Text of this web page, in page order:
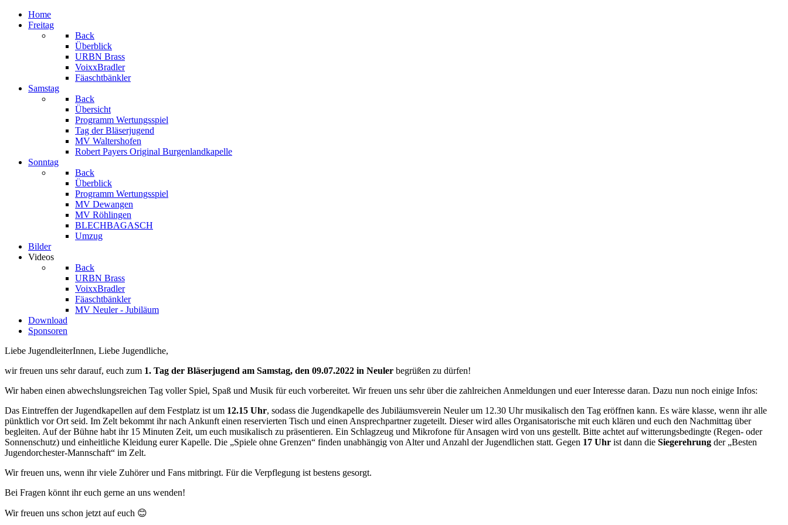
Home
Freitag
Back
Überblick
URBN Brass
VoixxBradler
Fäaschtbänkler
Samstag
Back
Übersicht
Programm Wertungsspiel
Tag der Bläserjugend
MV Waltershofen
Robert Payers Original Burgenlandkapelle
Sonntag
Back
Überblick
Programm Wertungsspiel
MV Dewangen
MV Röhlingen
BLECHBAGASCH
Umzug
Bilder
Videos
Back
URBN Brass
VoixxBradler
Fäaschtbänkler
MV Neuler - Jubiläum
Download
Sponsoren
Liebe JugendleiterInnen, Liebe Jugendliche,
wir freuen uns sehr darauf, euch zum 1. Tag der Bläserjugend am Samstag, den 09.07.2022 in Neuler begrüßen zu dürfen!
Wir haben einen abwechslungsreichen Tag voller Spiel, Spaß und Musik für euch vorbereitet. Wir freuen uns sehr über die zahlreichen Anmeldungen und euer Interesse daran. Dazu nun noch einige Infos:
Das Eintreffen der Jugendkapellen auf dem Festplatz ist um 12.15 Uhr, sodass die Jugendkapelle des Jubiläumsverein Neuler um 12.30 Uhr musikalisch den Tag eröffnen kann. Es wäre klasse, wenn ihr alle
pünktlich vor Ort seid. Im Zelt bekommt ihr nach Ankunft einen reservierten Tisch und einen Ansprechpartner zugeteilt. Dieser wird alles Organisatorische mit euch klären und euch den Nachmittag über
begleiten. Auf der Bühne habt ihr 15 Minuten Zeit, um euch musikalisch zu präsentieren. Ein Schlagzeug und Mikrofone für Ansagen wird von uns gestellt. Bitte achtet auf witterungsbedingte (Regen- oder
Sonnenschutz) und einheitliche Kleidung eurer Kapelle. Die „Spiele ohne Grenzen“ finden unabhängig von Alter und Anzahl der Jugendlichen statt. Gegen 17 Uhr ist dann die Siegerehrung der „Besten
Jugendorchester-Mannschaft“ im Zelt.
Wir freuen uns, wenn ihr viele Zuhörer und Fans mitbringt. Für die Verpflegung ist bestens gesorgt.
Bei Fragen könnt ihr euch gerne an uns wenden!
Wir freuen uns schon jetzt auf euch 😊